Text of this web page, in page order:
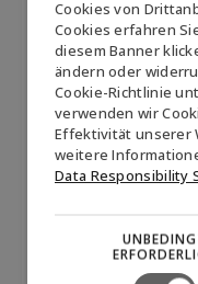
Produkte und
Zustimmung kann
indem Sie auf den
Ende jeder E-Mail
mail@biofuel-
darüber, wie Biofuel
verarbeitet, finden
Cookies von
Cookies erfahren
diesem Banner
ändern oder
Cookie-Richtlinie
verwenden wir
Effektivität unserer
weitere
Data Responsibility